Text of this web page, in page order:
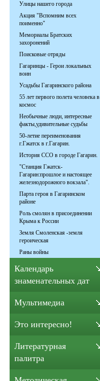
Улицы нашего города
Акция "Вспомним всех
поименно"
Мемориалы Братских
захоронений
Поисковые отряды
Гагаринцы - Герои локальных
воин
Усадьбы Гагаринского района
55 лет первого полета человека в
космос
Необычные люди, интересные
факты,удивительные судьбы
50-летие переименования
г.Гжатск в г.Гагарин.
История ССО в городе Гагарин.
"Станция Гжатск-
Гагарин:прошлое и настоящее
железнодорожного вокзала".
Парта героя в Гагаринском
районе
Роль смолян в присоединении
Крыма к России
Земля Смоленская -земля
героическая
Раны войны
Календарь
знаменательных дат
Мультимедиа
Это интересно!
Литературная
палитра